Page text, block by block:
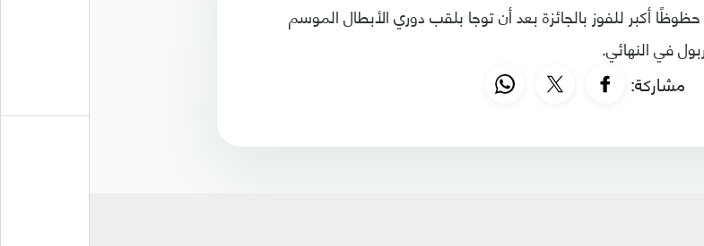
أكبر للفوز بالجائزة بعد أن توجا بلقب دوري الأبطال الموسم
في النهائي.
مشاركة: